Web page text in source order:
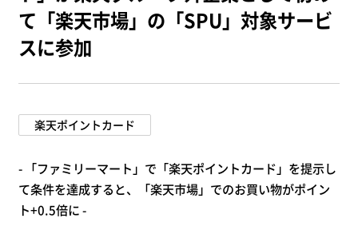
て「楽天市場」の「SPU」対象サービ
スに参加
楽天ポイントカード
- 「ファミリーマート」で「楽天ポイントカード」を提示し
て条件を達成すると、「楽天市場」でのお買い物がポイン
ト+0.5倍に -